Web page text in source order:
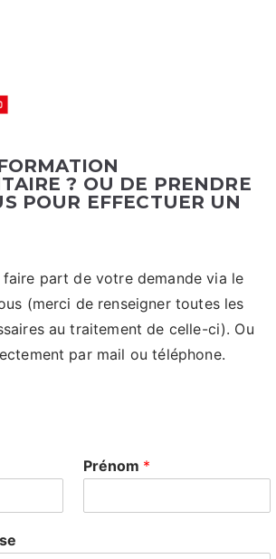
nc
e
Au
to
? OU DE PRENDRE
POUR EFFECTUER UN
part de votre demande via le
(merci de renseigner toutes les
au traitement de celle-ci). Ou
par mail ou téléphone.
Prénom *